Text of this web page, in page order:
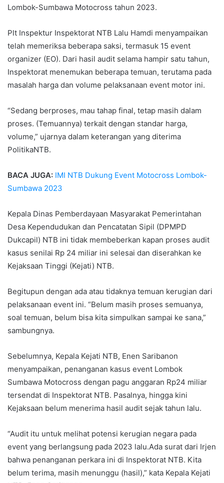
Lombok-Sumbawa Motocross tahun 2023.
Plt Inspektur Inspektorat NTB Lalu Hamdi menyampaikan
telah memeriksa beberapa saksi, termasuk 15 event
organizer (EO). Dari hasil audit selama hampir satu tahun,
Inspektorat menemukan beberapa temuan, terutama pada
masalah harga dan volume pelaksanaan event motor ini.
“Sedang berproses, mau tahap final, tetap masih dalam
proses. (Temuannya) terkait dengan standar harga,
volume,” ujarnya dalam keterangan yang diterima
PolitikaNTB.
BACA JUGA: IMI NTB Dukung Event Motocross Lombok-
Sumbawa 2023
Kepala Dinas Pemberdayaan Masyarakat Pemerintahan
Desa Kependudukan dan Pencatatan Sipil (DPMPD
Dukcapil) NTB ini tidak membeberkan kapan proses audit
kasus senilai Rp 24 miliar ini selesai dan diserahkan ke
Kejaksaan Tinggi (Kejati) NTB.
Begitupun dengan ada atau tidaknya temuan kerugian dari
pelaksanaan event ini. “Belum masih proses semuanya,
soal temuan, belum bisa kita simpulkan sampai ke sana,”
sambungnya.
Sebelumnya, Kepala Kejati NTB, Enen Saribanon
menyampaikan, penanganan kasus event Lombok
Sumbawa Motocross dengan pagu anggaran Rp24 miliar
tersendat di Inspektorat NTB. Pasalnya, hingga kini
Kejaksaan belum menerima hasil audit sejak tahun lalu.
“Audit itu untuk melihat potensi kerugian negara pada
event yang berlangsung pada 2023 lalu.Ada surat dari Irjen
bahwa penanganan perkara ini di Inspektorat NTB. Kita
belum terima, masih menunggu (hasil),” kata Kepala Kejati